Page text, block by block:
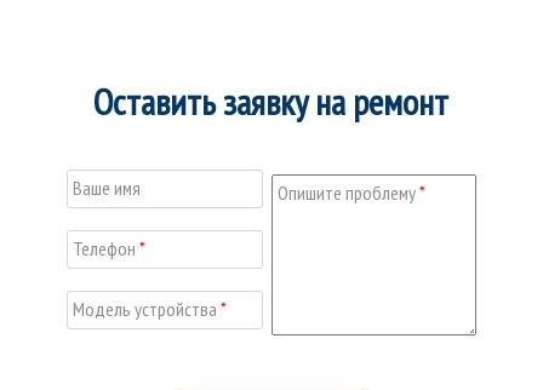
Оставить заявку на ремонт
Ваше имя
Телефон*
Модель устройства*
Опишите проблему*